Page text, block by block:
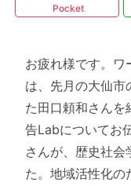
Pocket
お疲れ様です。ワ
は、先月の大仙市
た田口頼和さんを
告Labについてお
さんが、歴史社会
た。地域活性化の